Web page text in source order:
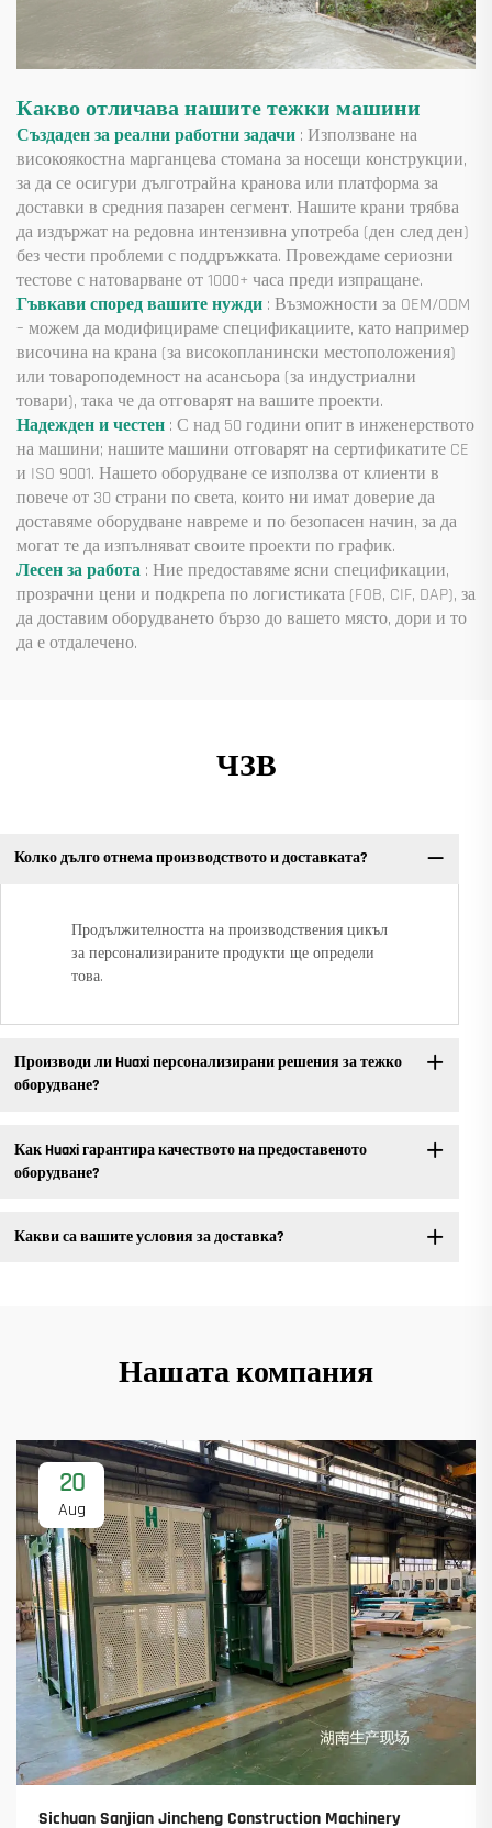
Какво отличава нашите тежки машини
Създаден за реални работни задачи : Използване на
високоякостна марганцева стомана за носещи конструкции,
за да се осигури дълготрайна кранова или платформа за
доставки в средния пазарен сегмент. Нашите крани трябва
да издържат на редовна интензивна употреба (ден след ден)
без чести проблеми с поддръжката. Провеждаме сериозни
тестове с натоварване от 1000+ часа преди изпращане.
Гъвкави според вашите нужди : Възможности за OEM/ODM
– можем да модифицираме спецификациите, като например
височина на крана (за високопланински местоположения)
или товароподемност на асансьора (за индустриални
товари), така че да отговарят на вашите проекти.
Надежден и честен : С над 50 години опит в инженерството
на машини; нашите машини отговарят на сертификатите CE
и ISO 9001. Нашето оборудване се използва от клиенти в
повече от 30 страни по света, които ни имат доверие да
доставяме оборудване навреме и по безопасен начин, за да
могат те да изпълняват своите проекти по график.
Лесен за работа : Ние предоставяме ясни спецификации,
прозрачни цени и подкрепа по логистиката (FOB, CIF, DAP), за
да доставим оборудването бързо до вашето място, дори и то
да е отдалечено.
ЧЗВ
Колко дълго отнема производството и доставката?
Продължителността на производствения цикъл
за персонализираните продукти ще определи
това.
Производи ли Huaxi персонализирани решения за тежко
оборудване?
Как Huaxi гарантира качеството на предоставеното
оборудване?
Какви са вашите условия за доставка?
Нашата компания
20
Aug
Sichuan Sanjian Jincheng Construction Machinery